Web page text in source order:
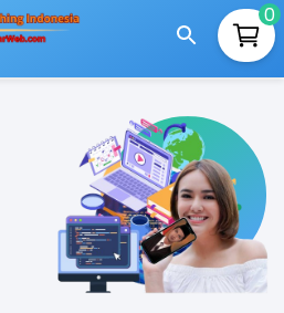
0